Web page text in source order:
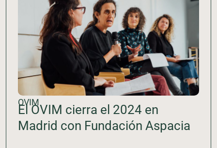
OVIM
El OVIM cierra el 2024 en
Madrid con Fundación Aspacia